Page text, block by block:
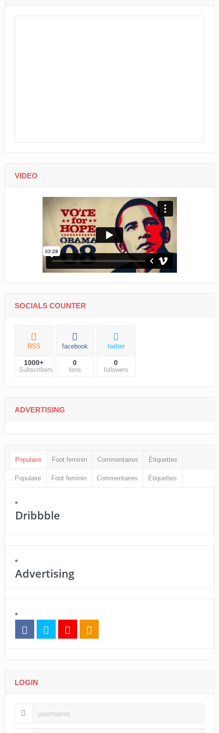
VIDEO
SOCIALS COUNTER
RSS
1000+
Subscribers
facebook
0
fans
twitter
0
followers
ADVERTISING
Populaire Foot feminin Commentaires Étiquettes
Populaire Foot feminin Commentaires Étiquettes
Dribbble
Advertising
LOGIN